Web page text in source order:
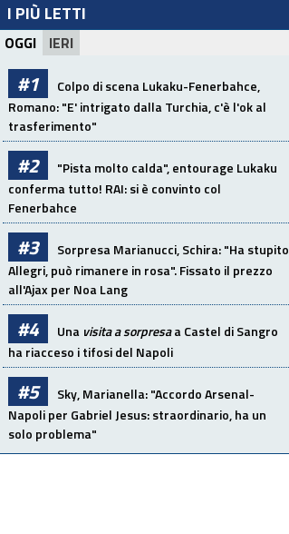
I PIÙ LETTI
OGGI IERI
#1
Colpo di scena Lukaku-Fenerbahce,
Romano: "E' intrigato dalla Turchia, c'è l'ok al
trasferimento"
#2
"Pista molto calda", entourage Lukaku
conferma tutto! RAI: si è convinto col
Fenerbahce
#3
Sorpresa Marianucci, Schira: "Ha stupito
Allegri, può rimanere in rosa". Fissato il prezzo
all'Ajax per Noa Lang
#4 Una visita a sorpresaa Castel di Sangro
ha riacceso i tifosi del Napoli
#5
Sky, Marianella: "Accordo Arsenal-
Napoli per Gabriel Jesus: straordinario, ha un
solo problema"